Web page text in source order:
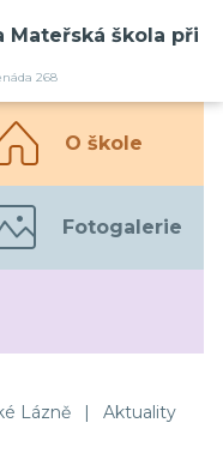
Mateřská škola při
268
O škole
Fotogalerie
Lázně |
Aktuality